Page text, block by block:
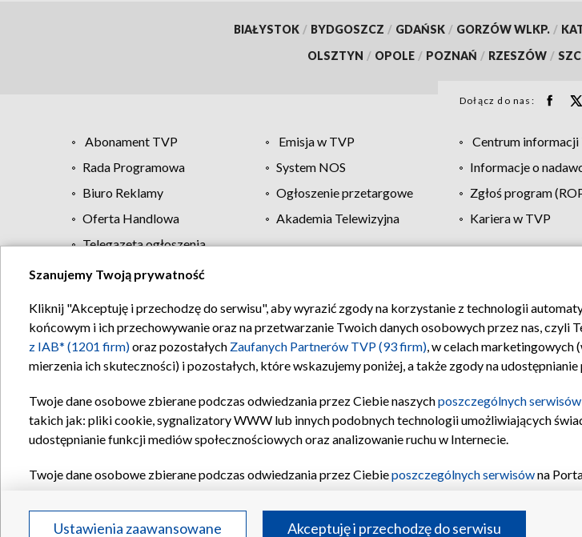
BIAŁYSTOK / BYDGOSZCZ / GDAŃSK / GORZÓW WLKP. /
OLSZTYN / OPOLE / POZNAŃ / RZESZÓW /
Dołącz do nas:
Abonament TVP Emisja w TVP Centrum informacji
Rada Programowa
System NOS Informacje o
Biuro Reklamy
Ogłoszenie przetargowe Zgłoś program
Oferta Handlowa
Akademia Telewizyjna Kariera w TVP
Telegazeta ogłoszenia
Regulamin TVP Polityka prywatności Moje zgody
Szanujemy Twoją prywatność
Kliknij "Akceptuję i przechodzę do serwisu", aby wyrazić zgody na korzystanie z technologii
końcowym i ich przechowywanie oraz na przetwarzanie Twoich danych osobowych przez nas, czyli
z IAB* (1201 firm)oraz pozostałych Zaufanych Partnerów TVP (93 firm), w celach marketingowych
mierzenia ich skuteczności) i pozostałych, które wskazujemy poniżej, a także zgody na
Twoje dane osobowe zbierane podczas odwiedzania przez Ciebie naszychposzczególnych serwisów
takich jak: pliki cookie, sygnalizatory WWW lub innych podobnych technologii umożliwiających
udostępnianie funkcji mediów społecznościowych oraz analizowanie ruchu w Internecie.
Twoje dane osobowe zbierane podczas odwiedzania przez Ciebieposzczególnych serwisówna
Partnerów TVPdla realizacji następujących celów i funkcji: przechowywania informacji na
reklam, tworzenia profilu spersonalizowanych reklam, tworzenia profilu spersonalizowanych treści,
Ustawienia zaawansowane Akceptuję i przechodzę do serwisu